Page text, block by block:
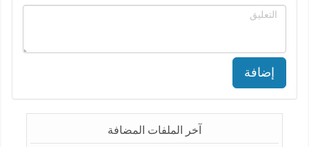
إضافة
آخر الملفات المضافة